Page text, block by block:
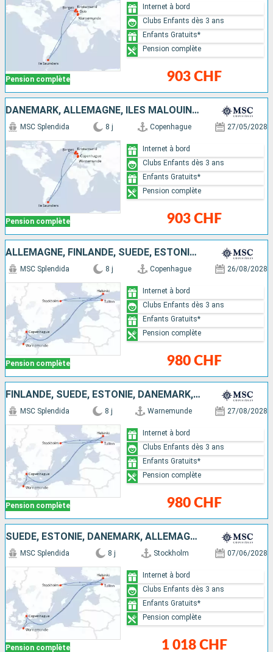
Pension complète 903 CHF
Internet à bord
Clubs Enfants dès 3 ans
Enfants Gratuits*
Pension complète
DANEMARK, ALLEMAGNE, ÎLES MALOUINES, NORVÈGE
Pension complète
MSC Splendida 8 j Copenhague 27/05/2028
903 CHF
Internet à bord
Clubs Enfants dès 3 ans
Enfants Gratuits*
Pension complète
ALLEMAGNE, FINLANDE, SUÈDE, ESTONIE, DANEMARK
Pension complète
MSC Splendida 8 j Copenhague 26/08/2028
980 CHF
Internet à bord
Clubs Enfants dès 3 ans
Enfants Gratuits*
Pension complète
FINLANDE, SUÈDE, ESTONIE, DANEMARK, ALLEMAGNE
Pension complète
MSC Splendida 8 j Warnemunde 27/08/2028
980 CHF
Internet à bord
Clubs Enfants dès 3 ans
Enfants Gratuits*
Pension complète
SUÈDE, ESTONIE, DANEMARK, ALLEMAGNE, FINLANDE
Pension complète
MSC Splendida 8 j Stockholm 07/06/2028
1 018 CHF
Internet à bord
Clubs Enfants dès 3 ans
Enfants Gratuits*
Pension complète